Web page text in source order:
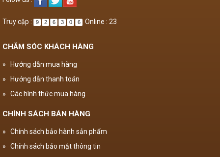
Truy cập : 9 2 6 3 0 6 Online : 23
CHĂM SÓC KHÁCH HÀNG
»
Hướng dẫn mua hàng
»
Hướng dẫn thanh toán
»
Các hình thức mua hàng
CHÍNH SÁCH BÁN HÀNG
»
Chính sách bảo hành sản phẩm
»
Chính sách bảo mật thông tin